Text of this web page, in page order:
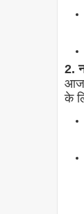
2.
के